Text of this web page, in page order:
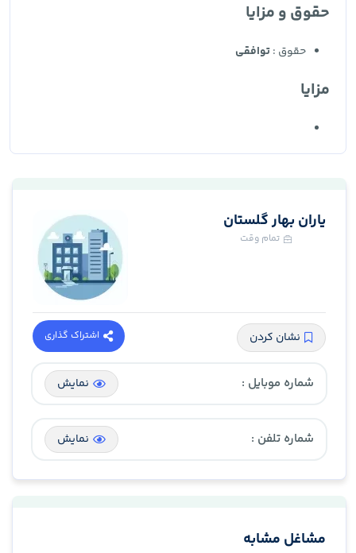
حقوق و مزایا
حقوق :توافقی
مزایا
یاران بهار گلستان
تمام وقت
نشان کردن اشتراک گذاری
شماره موبایل : نمایش
شماره تلفن : نمایش
مشاغل مشابه